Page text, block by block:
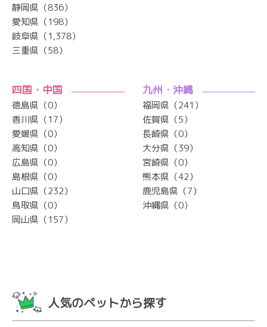
静岡県（836）
愛知県（198）
岐阜県（1,378）
三重県（58）
四国・中国
徳島県（0）
香川県（17）
愛媛県（0）
高知県（0）
広島県（0）
島根県（0）
山口県（232）
鳥取県（0）
岡山県（157）
九州・沖縄
福岡県（241）
佐賀県（5）
長崎県（0）
大分県（39）
宮崎県（0）
熊本県（42）
鹿児島県（7）
沖縄県（0）
人気のペットから探す